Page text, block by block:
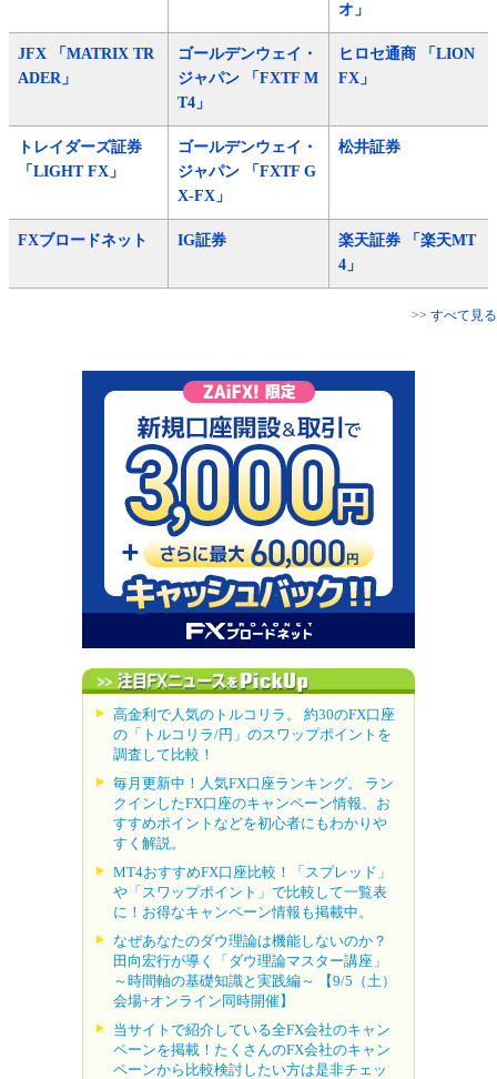
オ」
JFX 「MATRIX TR
ADER」
ゴールデンウェイ・
ジャパン 「FXTF M
T4」
ヒロセ通商 「LION
FX」
トレイダーズ証券
「LIGHT FX」
ゴールデンウェイ・
ジャパン 「FXTF G
X-FX」
松井証券
FXブロードネット IG証券
楽天証券 「楽天MT
4」
>> すべて見る
高金利で人気のトルコリラ。 約30のFX口座
の「トルコリラ/円」のスワップポイントを
調査して比較！
毎月更新中！人気FX口座ランキング。 ラン
クインしたFX口座のキャンペーン情報、お
すすめポイントなどを初心者にもわかりや
すく解説。
MT4おすすめFX口座比較！「スプレッド」
や「スワップポイント」で比較して一覧表
に！お得なキャンペーン情報も掲載中。
なぜあなたのダウ理論は機能しないのか？
田向宏行が導く「ダウ理論マスター講座」
～時間軸の基礎知識と実践編～ 【9/5（土）
会場+オンライン同時開催】
当サイトで紹介している全FX会社のキャン
ペーンを掲載！たくさんのFX会社のキャン
ペーンから比較検討したい方は是非チェッ